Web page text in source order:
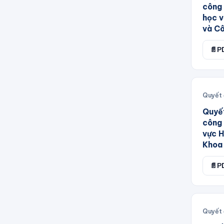
công
học
và
📄
Quyết
công
vực
📄
Quyết